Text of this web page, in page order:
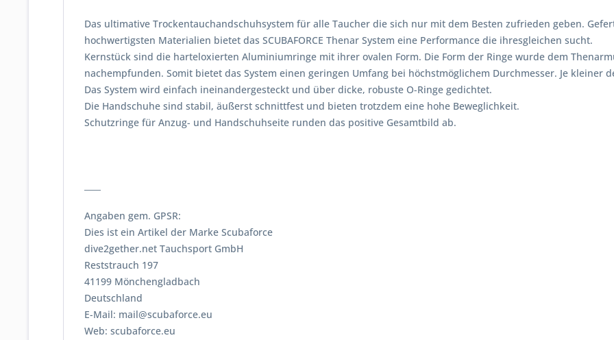
Das ultimative Trockentauchandschuhsystem für alle Taucher die sich nur mit dem Besten zufrieden geben.
hochwertigsten Materialien bietet das SCUBAFORCE Thenar System eine Performance die ihresgleichen sucht.
Kernstück sind die harteloxierten Aluminiumringe mit ihrer ovalen Form. Die Form der Ringe wurde dem
nachempfunden. Somit bietet das System einen geringen Umfang bei höchstmöglichem Durchmesser. Je kleiner
Das System wird einfach ineinandergesteckt und über dicke, robuste O-Ringe gedichtet.
Die Handschuhe sind stabil, äußerst schnittfest und bieten trotzdem eine hohe Beweglichkeit.
Schutzringe für Anzug- und Handschuhseite runden das positive Gesamtbild ab.
Angaben gem. GPSR:
Dies ist ein Artikel der Marke Scubaforce
dive2gether.net Tauchsport GmbH
Reststrauch 197
41199 Mönchengladbach
Deutschland
E-Mail: mail@scubaforce.eu
Web: scubaforce.eu